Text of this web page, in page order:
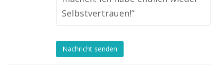
Selbstvertrauen!“
Nachricht senden